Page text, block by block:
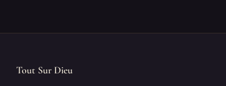
Tout Sur Dieu